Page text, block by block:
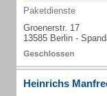
Paketdienste
Groenerstr. 17
13585 Berlin -
Heinrichs